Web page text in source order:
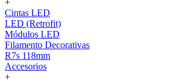
+
Cintas LED
LED (Retrofit)
Módulos LED
Filamento Decorativas
R7s 118mm
Accesorios
+